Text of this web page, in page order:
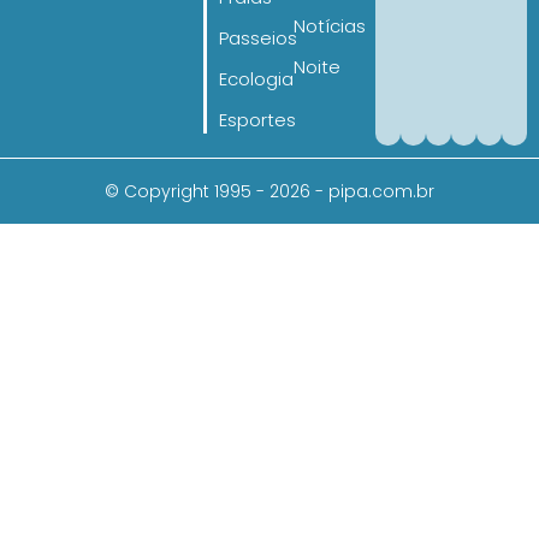
Passeios
Ecologia
Esportes
Notícias
Noite
© Copyright 1995 - 2026 - pipa.com.br